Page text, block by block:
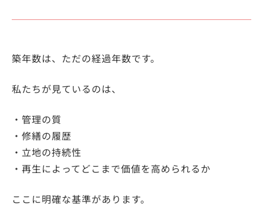
築年数は、ただの経過年数です。
私たちが見ているのは、
・管理の質
・修繕の履歴
・立地の持続性
・再生によってどこまで価値を高められるか
ここに明確な基準があります。